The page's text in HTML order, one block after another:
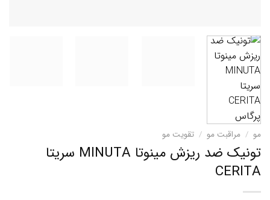
مو / مراقبت مو / تقویت مو
تونیک ضد ریزش مینوتا MINUTA سریتا
CERITA